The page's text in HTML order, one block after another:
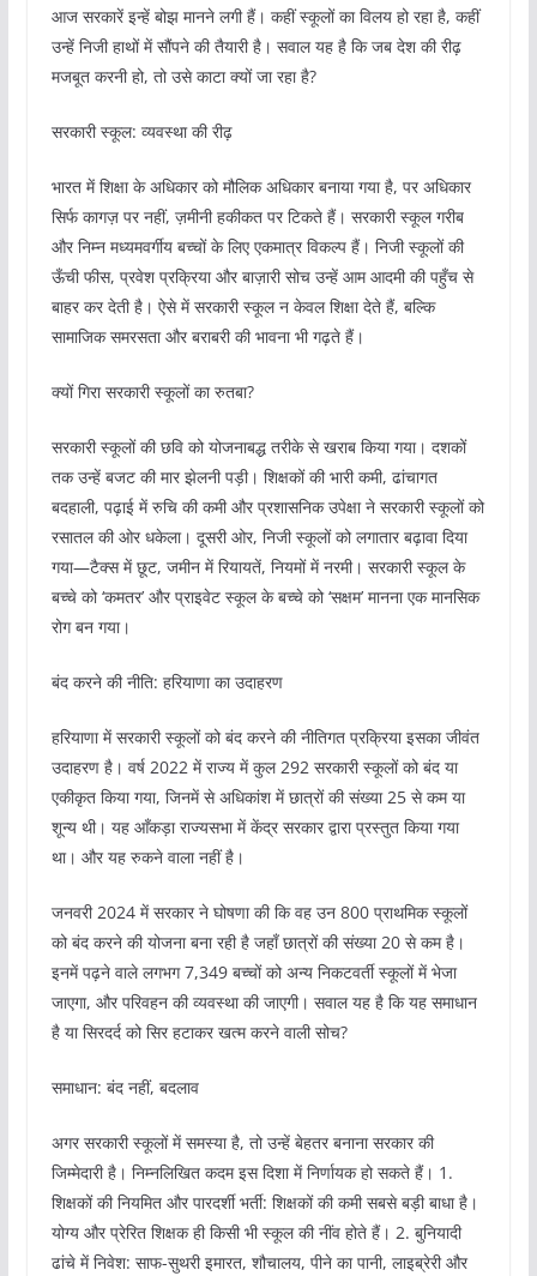
आज सरकारें इन्हें बोझ मानने लगी हैं। कहीं स्कूलों का विलय हो रहा है, कहीं
उन्हें निजी हाथों में सौंपने की तैयारी है। सवाल यह है कि जब देश की रीढ़
मजबूत करनी हो, तो उसे काटा क्यों जा रहा है?
सरकारी स्कूल: व्यवस्था की रीढ़
भारत में शिक्षा के अधिकार को मौलिक अधिकार बनाया गया है, पर अधिकार
सिर्फ कागज़ पर नहीं, ज़मीनी हकीकत पर टिकते हैं। सरकारी स्कूल गरीब
और निम्न मध्यमवर्गीय बच्चों के लिए एकमात्र विकल्प हैं। निजी स्कूलों की
ऊँची फीस, प्रवेश प्रक्रिया और बाज़ारी सोच उन्हें आम आदमी की पहुँच से
बाहर कर देती है। ऐसे में सरकारी स्कूल न केवल शिक्षा देते हैं, बल्कि
सामाजिक समरसता और बराबरी की भावना भी गढ़ते हैं।
क्यों गिरा सरकारी स्कूलों का रुतबा?
सरकारी स्कूलों की छवि को योजनाबद्ध तरीके से खराब किया गया। दशकों
तक उन्हें बजट की मार झेलनी पड़ी। शिक्षकों की भारी कमी, ढांचागत
बदहाली, पढ़ाई में रुचि की कमी और प्रशासनिक उपेक्षा ने सरकारी स्कूलों को
रसातल की ओर धकेला। दूसरी ओर, निजी स्कूलों को लगातार बढ़ावा दिया
गया—टैक्स में छूट, जमीन में रियायतें, नियमों में नरमी। सरकारी स्कूल के
बच्चे को ‘कमतर’ और प्राइवेट स्कूल के बच्चे को ‘सक्षम’ मानना एक मानसिक
रोग बन गया।
बंद करने की नीति: हरियाणा का उदाहरण
हरियाणा में सरकारी स्कूलों को बंद करने की नीतिगत प्रक्रिया इसका जीवंत
उदाहरण है। वर्ष 2022 में राज्य में कुल 292 सरकारी स्कूलों को बंद या
एकीकृत किया गया, जिनमें से अधिकांश में छात्रों की संख्या 25 से कम या
शून्य थी। यह आँकड़ा राज्यसभा में केंद्र सरकार द्वारा प्रस्तुत किया गया
था। और यह रुकने वाला नहीं है।
जनवरी 2024 में सरकार ने घोषणा की कि वह उन 800 प्राथमिक स्कूलों
को बंद करने की योजना बना रही है जहाँ छात्रों की संख्या 20 से कम है।
इनमें पढ़ने वाले लगभग 7,349 बच्चों को अन्य निकटवर्ती स्कूलों में भेजा
जाएगा, और परिवहन की व्यवस्था की जाएगी। सवाल यह है कि यह समाधान
है या सिरदर्द को सिर हटाकर खत्म करने वाली सोच?
समाधान: बंद नहीं, बदलाव
अगर सरकारी स्कूलों में समस्या है, तो उन्हें बेहतर बनाना सरकार की
जिम्मेदारी है। निम्नलिखित कदम इस दिशा में निर्णायक हो सकते हैं। 1.
शिक्षकों की नियमित और पारदर्शी भर्ती: शिक्षकों की कमी सबसे बड़ी बाधा है।
योग्य और प्रेरित शिक्षक ही किसी भी स्कूल की नींव होते हैं। 2. बुनियादी
ढांचे में निवेश: साफ-सुथरी इमारत, शौचालय, पीने का पानी, लाइब्रेरी और